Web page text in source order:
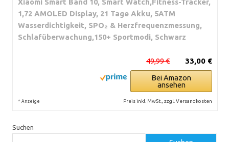
Xiaomi Smart Band 10, Smart Watch,Fitness-Tracker,
1,72 AMOLED Display, 21 Tage Akku, 5ATM
Wasserdichtigkeit, SPO₂ & Herzfrequenzmessung,
Schlafüberwachung,150+ Sportmodi, Schwarz
33,00 €
49,99 €
Bei Amazon
ansehen
* Anzeige Preis inkl. MwSt., zzgl. Versandkosten
Suchen